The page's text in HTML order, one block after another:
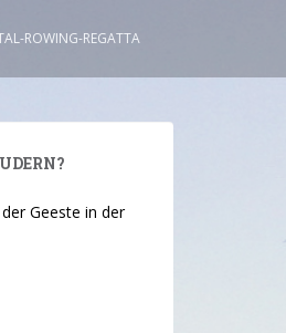
ROWING-REGATTA
Geeste in der